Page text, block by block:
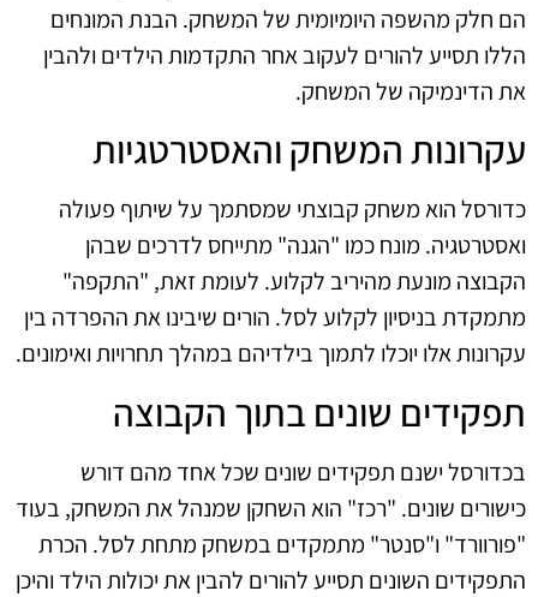
הם חלק מהשפה היומיומית של המשחק. הבנת המונחים
הללו תסייע להורים לעקוב אחר התקדמות הילדים ולהבין
את הדינמיקה של המשחק.
עקרונות המשחק והאסטרטגיות
כדורסל הוא משחק קבוצתי שמסתמך על שיתוף פעולה
ואסטרטגיה. מונח כמו "הגנה" מתייחס לדרכים שבהן
הקבוצה מונעת מהיריב לקלוע. לעומת זאת, "התקפה"
מתמקדת בניסיון לקלוע לסל. הורים שיבינו את ההפרדה בין
עקרונות אלו יוכלו לתמוך בילדיהם במהלך תחרויות ואימונים.
תפקידים שונים בתוך הקבוצה
בכדורסל ישנם תפקידים שונים שכל אחד מהם דורש
כישורים שונים. "רכז" הוא השחקן שמנהל את המשחק, בעוד
"פורוורד" ו"סנטר" מתמקדים במשחק מתחת לסל. הכרת
התפקידים השונים תסייע להורים להבין את יכולות הילד והיכן